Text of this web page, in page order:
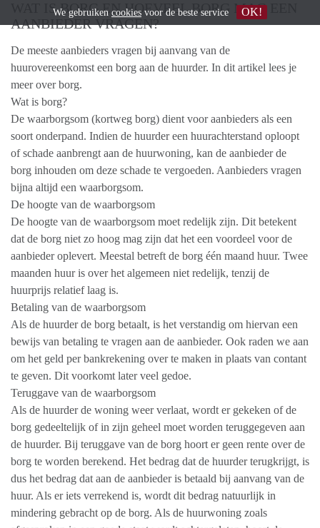
WAT IS BORG EN HOEVEEL BORG MAG EEN
AANBIEDER VRAGEN?
De meeste aanbieders vragen bij aanvang van de
huurovereenkomst een borg aan de huurder. In dit artikel lees je
meer over borg.
Wat is borg?
De waarborgsom (kortweg borg) dient voor aanbieders als een
soort onderpand. Indien de huurder een huurachterstand oploopt
of schade aanbrengt aan de huurwoning, kan de aanbieder de
borg inhouden om deze schade te vergoeden. Aanbieders vragen
bijna altijd een waarborgsom.
De hoogte van de waarborgsom
De hoogte van de waarborgsom moet redelijk zijn. Dit betekent
dat de borg niet zo hoog mag zijn dat het een voordeel voor de
aanbieder oplevert. Meestal betreft de borg één maand huur. Twee
maanden huur is over het algemeen niet redelijk, tenzij de
huurprijs relatief laag is.
Betaling van de waarborgsom
Als de huurder de borg betaalt, is het verstandig om hiervan een
bewijs van betaling te vragen aan de aanbieder. Ook raden we aan
om het geld per bankrekening over te maken in plaats van contant
te geven. Dit voorkomt later veel gedoe.
Teruggave van de waarborgsom
Als de huurder de woning weer verlaat, wordt er gekeken of de
borg gedeeltelijk of in zijn geheel moet worden teruggegeven aan
de huurder. Bij teruggave van de borg hoort er geen rente over de
borg te worden berekend. Het bedrag dat de huurder terugkrijgt, is
dus het bedrag dat aan de aanbieder is betaald bij aanvang van de
huur. Als er iets verrekend is, wordt dit bedrag natuurlijk in
mindering gebracht op de borg. Als de huurwoning zoals
We gebruiken cookies voor de beste service OK!